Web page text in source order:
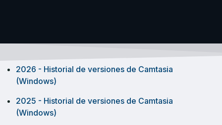
2026 - Historial de versiones de Camtasia
(Windows)
2025 - Historial de versiones de Camtasia
(Windows)